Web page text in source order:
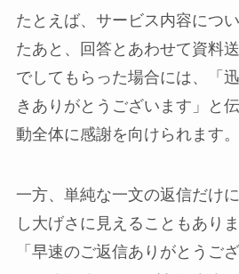
たとえば、サービス内容につ
たあと、回答とあわせて資料
でしてもらった場合には、「
きありがとうございます」と
動全体に感謝を向けられます。
一方、単純な一文の返信だけ
し大げさに見えることもあり
「早速のご返信ありがとうご